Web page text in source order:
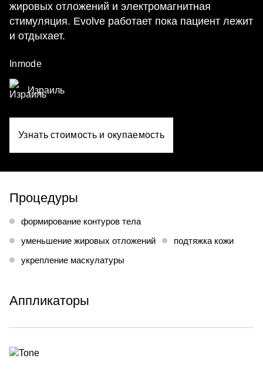
жировых отложений и электромагнитная
стимуляция. Evolve работает пока пациент лежит
и отдыхает.
Inmode
Израиль
Узнать стоимость и окупаемость
Процедуры
формирование контуров тела
уменьшение жировых отложений
подтяжка кожи
укрепление маскулатуры
Аппликаторы